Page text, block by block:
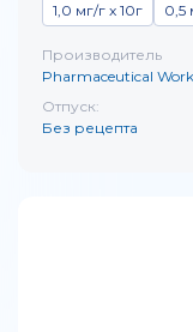
1,0 мг/г x 10г 0,5
Производитель
Pharmaceutical
Отпуск:
Без рецепта